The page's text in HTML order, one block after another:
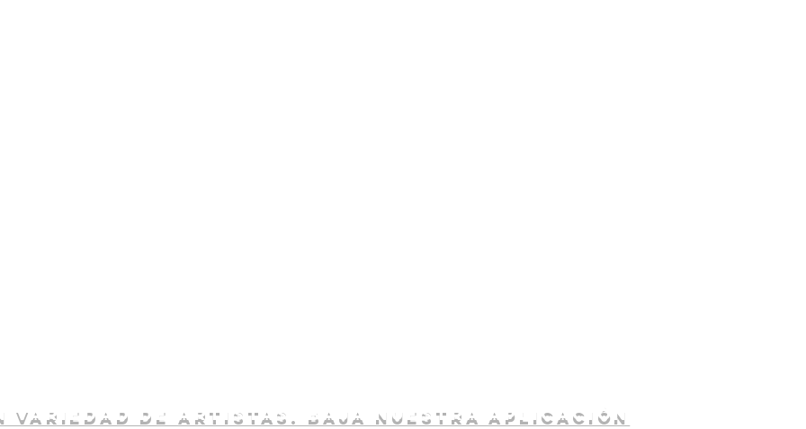
variedad de artistas. baja nuestra aplicación